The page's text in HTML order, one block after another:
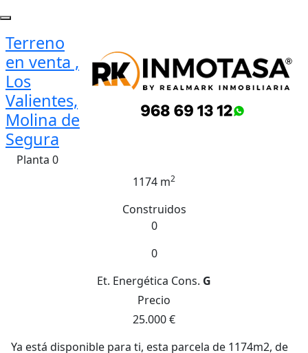
Terreno
en venta ,
Los
Valientes,
Molina de
Segura
Planta 0
1174 m2
Construidos
0
0
Et. Energética Cons. G
Precio
25.000 €
Ya está disponible para ti, esta parcela de 1174m2, de